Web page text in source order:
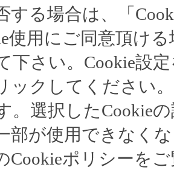
する場合は、「
使用にご同意頂け
下さい。Cookie設
ックしてください
。選択したCookie
部が使用できなく
Cookieポリシーを